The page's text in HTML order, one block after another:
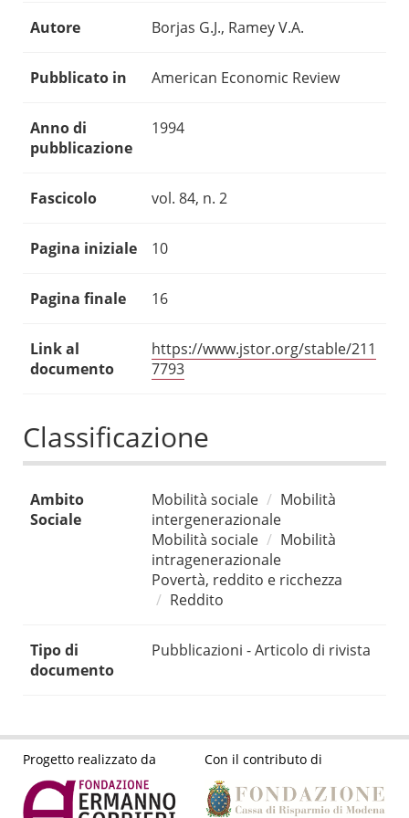
Autore Borjas G.J., Ramey V.A.
Pubblicato in American Economic Review
Anno di
pubblicazione
1994
Fascicolo vol. 84, n. 2
Pagina iniziale 10
Pagina finale 16
Link al
documento
https://www.jstor.org/stable/211
7793
Classificazione
Ambito
Sociale
Mobilità sociale
Mobilità
intergenerazionale
Mobilità sociale
Mobilità
intragenerazionale
Povertà, reddito e ricchezza
Reddito
Tipo di
documento
Pubblicazioni - Articolo di rivista
Progetto realizzato da Con il contributo di